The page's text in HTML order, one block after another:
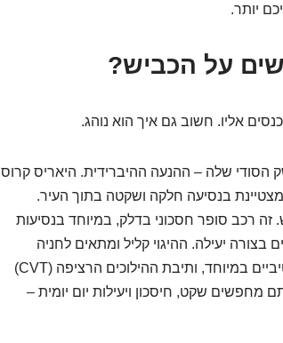
יותר.
על הכביש?
אליו. חשוב גם איך הוא נוהג.
הסודי שלה – ההנעה ההיברידית. היאריס קרוס
בנסיעה חלקה ושקטה בתוך העיר.
זה רכב סופר חסכוני בדלק, במיוחד בנסיעות
בצורה יעילה. ההיגוי קליל ומתאים לחניה
ותמרון. מחוץ לעיר, הביצועים סבירים, לא ספורטיביים במיוחד, ותיבת ההילוכים הרציפה (CVT)
שקט, חיסכון ויעילות יום יומית –